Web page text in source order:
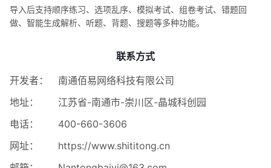
导入后支持顺序练习、选项乱序、模拟考试、组卷考试、错题回
做、智能生成解析、听题、背题、搜题等多种功能。
联系方式
开发者：
南通佰易网络科技有限公司
地址：
江苏省-南通市-崇川区-晶城科创园
电话：
400-660-3606
网址：
https://www.shititong.cn